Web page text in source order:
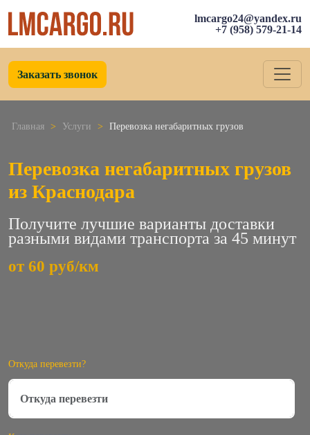
lmcargo24@yandex.ru
+7 (958) 579-21-14
Заказать звонок
Главная > Услуги > Перевозка негабаритных грузов
Перевозка негабаритных грузов
из Краснодара
Получите лучшие варианты доставки
разными видами транспорта за 45 минут
от 60 руб/км
Откуда перевезти?